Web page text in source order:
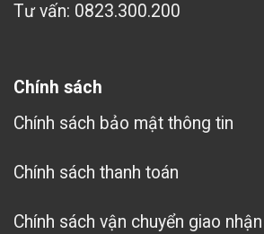
Tư vấn: 0823.300.200
Chính sách
Chính sách bảo mật thông tin
Chính sách thanh toán
Chính sách vận chuyển giao nhận